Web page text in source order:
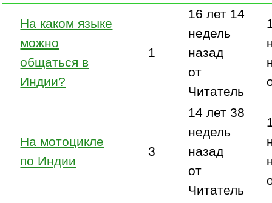
На каком языке
можно
общаться в
Индии?
1
16 лет 14
недель
назад
от
Читатель
На мотоцикле
по Индии
3
14 лет 38
недель
назад
от
Читатель